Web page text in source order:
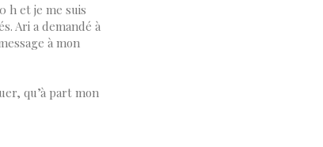
h et je me suis
Ari a demandé à
à mon
qu’à part mon